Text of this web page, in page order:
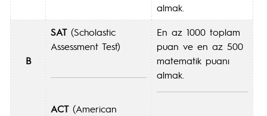
almak.
B
SAT(Scholastic
Assessment Test)
ACT(American
En az 1000 toplam
puan ve en az 500
matematik puanı
almak.